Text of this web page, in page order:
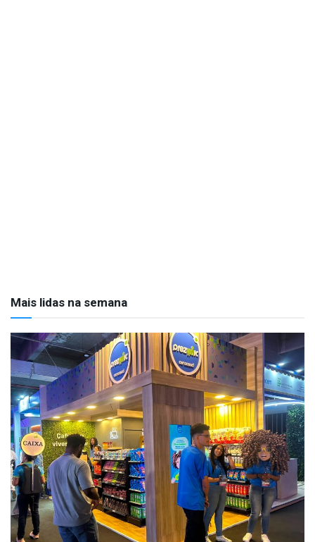
Mais lidas na semana